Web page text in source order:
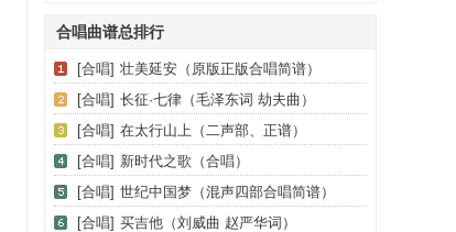
合唱曲谱总排行
[合唱] 壮美延安（原版正版合唱简谱）
[合唱] 长征·七律（毛泽东词 劫夫曲）
[合唱] 在太行山上（二声部、正谱）
[合唱] 新时代之歌（合唱）
[合唱] 世纪中国梦（混声四部合唱简谱）
[合唱] 买吉他（刘威曲 赵严华词）